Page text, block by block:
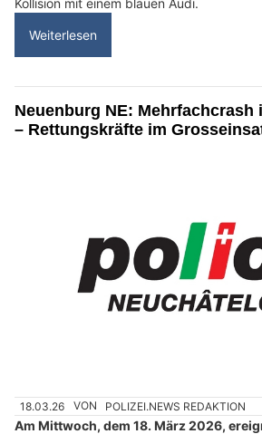
Kollision mit einem blauen Audi.
Weiterlesen
Neuenburg NE: Mehrfachcrash
– Rettungskräfte im
18.03.26 VON POLIZEI.NEWS REDAKTION
Am Mittwoch, dem 18. März 2026,